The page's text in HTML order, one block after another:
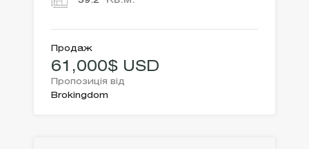
Продаж
61,000$ USD
Пропозиція від
Brokingdom